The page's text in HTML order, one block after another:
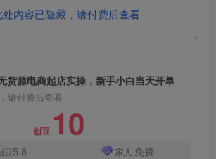
内容已隐藏，请付费后查看
货源电商起店实操，新手小白当天开单
请付费后查看
创豆 10
豆 5.8 家人 免费